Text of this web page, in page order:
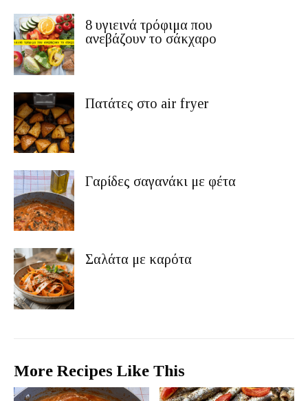
8 υγιεινά τρόφιμα που
ανεβάζουν το σάκχαρο
Πατάτες στο air fryer
Γαρίδες σαγανάκι με φέτα
Σαλάτα με καρότα
More Recipes Like This